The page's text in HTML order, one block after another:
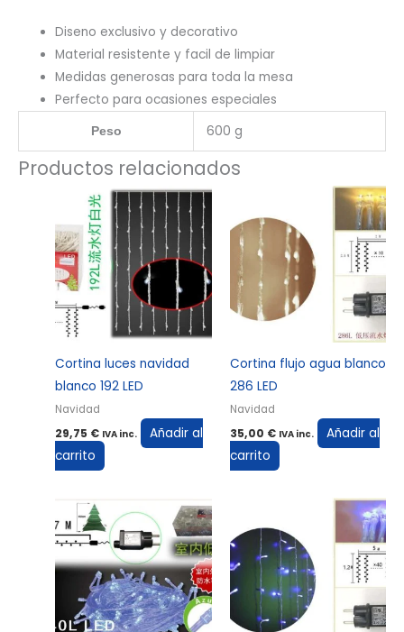
Diseno exclusivo y decorativo
Material resistente y facil de limpiar
Medidas generosas para toda la mesa
Perfecto para ocasiones especiales
Peso 600 g
Productos relacionados
Cortina luces navidad
blanco 192 LED
Navidad
29,75 € IVA inc.
Añadir al
carrito
Cortina flujo agua blanco
286 LED
Navidad
35,00 € IVA inc.
Añadir al
carrito